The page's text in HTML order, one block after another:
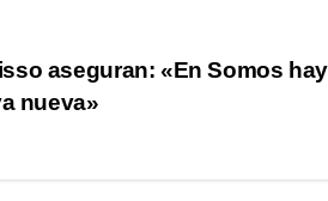
aseguran: «En Somos hay
nueva»